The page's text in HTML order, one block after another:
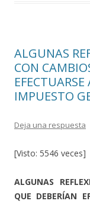
ALGUNAS
CON
IMPUESTO
Deja una respuesta
[Visto: 5546 veces]
ALGUNAS
QUE DEBERÍAN